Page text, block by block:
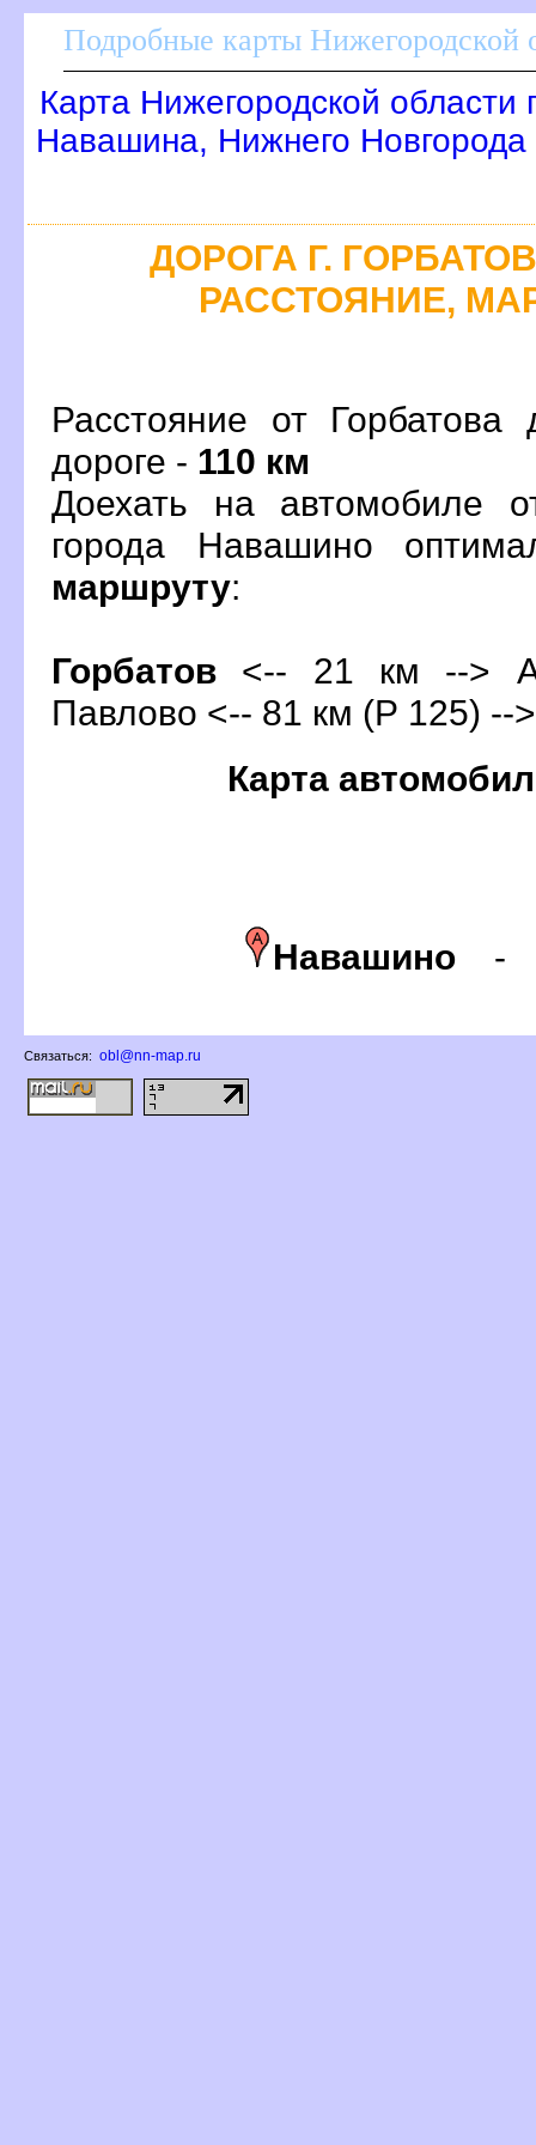
Подробные карты Нижегородской
Карта Нижегородской области
Навашина, Нижнего Новгорода
ДОРОГА Г.
РАССТОЯНИЕ,
Расстояние от
дороге - 110 км
Доехать на автомобиле
орода Навашино
маршруту:
Горбато <-- 21 км -->
Павлово <-- 81 км (Р 125) --
Карта
Навашино
Связаться: obl@nn-map.ru